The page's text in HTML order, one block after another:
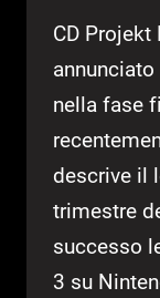
CD Projekt
nella fase
descrive il
trimestre
successo
3 su